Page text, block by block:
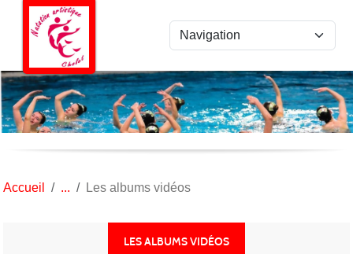
Accueil Les albums vidéos
LES ALBUMS VIDÉOS
Panneau de gestion des cookies